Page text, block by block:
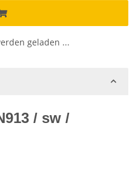
geladen ...
/ sw /